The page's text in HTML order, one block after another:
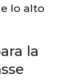
lo alto
la